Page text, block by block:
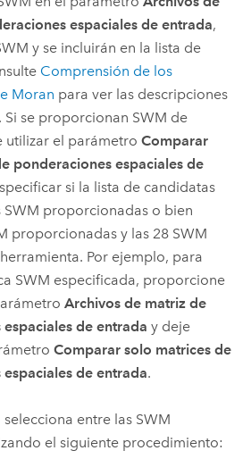
espaciales de entrada,
y se incluirán en la lista de
Comprensión de los
Moran para ver las descripciones
Si se proporcionan SWM de
utilizar el parámetroComparar
ponderaciones espaciales de
si la lista de candidatas
SWM proporcionadas o bien
proporcionadas y las 28 SWM
Por ejemplo, para
SWM especificada, proporcione
Archivos de matriz de
de entrada y deje
Comparar solo matrices de
de entrada.
entre las SWM
el siguiente procedimiento: